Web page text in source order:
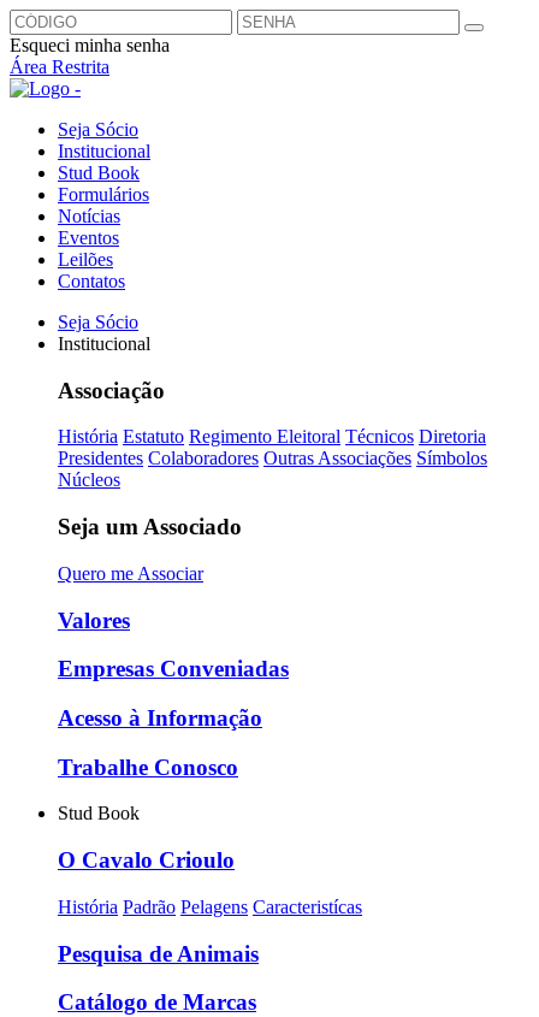
Esqueci minha senha
Área Restrita
Seja Sócio
Institucional
Stud Book
Formulários
Notícias
Eventos
Leilões
Contatos
Seja Sócio
Institucional
Associação
História Estatuto Regimento Eleitoral Técnicos Diretoria
Presidentes Colaboradores Outras Associações Símbolos
Núcleos
Seja um Associado
Quero me Associar
Valores
Empresas Conveniadas
Acesso à Informação
Trabalhe Conosco
Stud Book
O Cavalo Crioulo
História Padrão Pelagens Caracteristícas
Pesquisa de Animais
Catálogo de Marcas